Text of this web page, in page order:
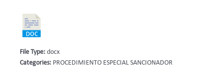
File Type: docx
Categories: PROCEDIMIENTO ESPECIAL SANCIONADOR